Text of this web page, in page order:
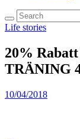
Life stories
20%
TRÄNING
10/04/2018